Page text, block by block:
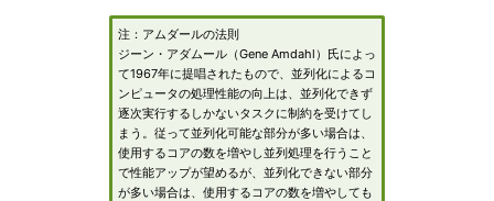
注：アムダールの法則
ジーン・アダムール（Gene Amdahl）氏によっ
て1967年に提唱されたもので、並列化によるコ
ンピュータの処理性能の向上は、並列化できず
逐次実行するしかないタスクに制約を受けてし
まう。従って並列化可能な部分が多い場合は、
使用するコアの数を増やし並列処理を行うこと
で性能アップが望めるが、並列化できない部分
が多い場合は、使用するコアの数を増やしても